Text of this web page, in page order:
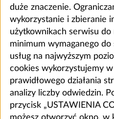
duże znaczenie.
wykorzystanie i zbieranie
użytkownikach serwisu do
minimum wymaganego do
usług na najwyższym
cookies wykorzystujemy
prawidłowego działania
analizy liczby odwiedzin.
przycisk „USTAWIENIA